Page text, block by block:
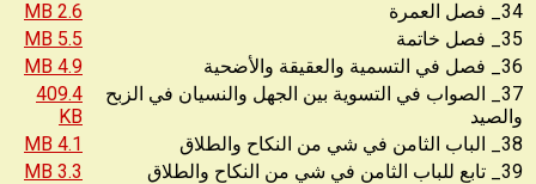
34_ فصل العمرة
2.6 MB
35_ فصل خاتمة
5.5 MB
36_ فصل في التسمية والعقيقة والأضحية
4.9 MB
37_ الصواب في التسوية بين الجهل والنسيان في الزبح
والصيد
409.4
KB
38_ الباب الثامن في شي من النكاح والطلاق
4.1 MB
39_ تابع للباب الثامن في شي من النكاح والطلاق
3.3 MB